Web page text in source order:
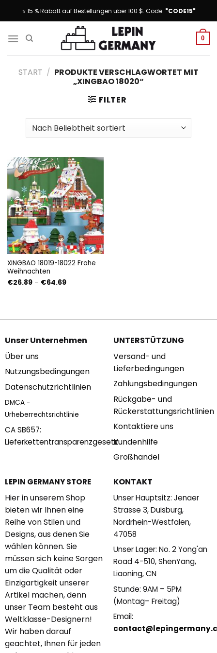
⭐ 15 % Rabatt auf Bestellungen über 100 $. Code: "CODE15"
0
START / PRODUKTE VERSCHLAGWORTET MIT
„XINGBAO 18020“
FILTER
XINGBAO 18019-18022 Frohe
Weihnachten
€26.89 – €64.69Preisspanne:
Unser Unternehmen
Über uns
Nutzungsbedingungen
Datenschutzrichtlinien
DMCA -
Urheberrechtsrichtlinie
CA SB657:
Lieferkettentransparenzgesetz
UNTERSTÜTZUNG
Versand- und
Lieferbedingungen
Zahlungsbedingungen
Rückgabe- und
Rückerstattungsrichtlinien
Kontaktiere uns
Kundenhilfe
Großhandel
LEPIN GERMANY STORE
Hier in unserem Shop
bieten wir Ihnen eine
Reihe von Stilen und
Designs, aus denen Sie
wählen können. Sie
müssen sich keine Sorgen
um die Qualität oder
Einzigartigkeit unserer
Artikel machen, denn
unser Team besteht aus
Weltklasse-Designern!
Wir haben darauf
geachtet, Ihnen für jeden
KONTAKT
Unser Hauptsitz: Jenaer
Strasse 3, Duisburg,
Nordrhein-Westfalen,
47058
Unser Lager: No. 2 Yong'an
Road 4-510, ShenYang,
Liaoning, CN
Stunde: 9AM – 5PM
(Montag– Freitag)
Email: